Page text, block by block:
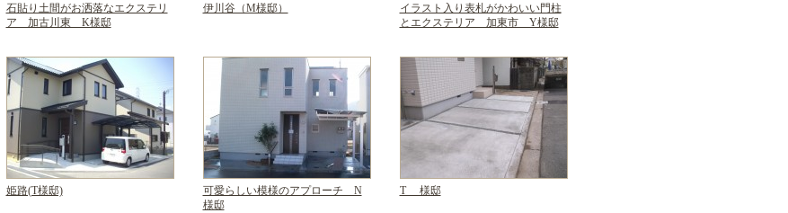
石貼り土間がお洒落なエクステリ
ア 加古川東 K様邸
伊川谷（M様邸）
イラスト入り表札がかわいい門柱
とエクステリア 加東市 Y様邸
姫路(T様邸)
可愛らしい模様のアプローチ N
様邸
T 様邸